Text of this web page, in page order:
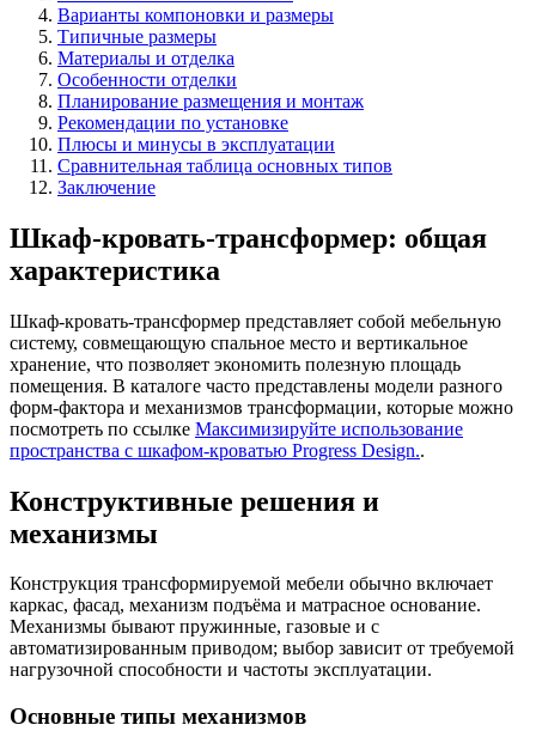
Варианты компоновки и размеры
Типичные размеры
Материалы и отделка
Особенности отделки
Планирование размещения и монтаж
Рекомендации по установке
Плюсы и минусы в эксплуатации
Сравнительная таблица основных типов
Заключение
Шкаф-кровать-трансформер: общая
характеристика
Шкаф-кровать-трансформер представляет собой мебельную
систему, совмещающую спальное место и вертикальное
хранение, что позволяет экономить полезную площадь
помещения. В каталоге часто представлены модели разного
форм-фактора и механизмов трансформации, которые можно
посмотреть по ссылке Максимизируйте использование
пространства с шкафом-кроватью Progress Design..
Конструктивные решения и
механизмы
Конструкция трансформируемой мебели обычно включает
каркас, фасад, механизм подъёма и матрасное основание.
Механизмы бывают пружинные, газовые и с
автоматизированным приводом; выбор зависит от требуемой
нагрузочной способности и частоты эксплуатации.
Основные типы механизмов